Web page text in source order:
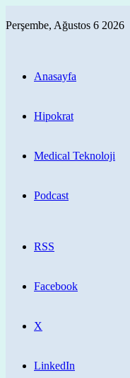
Perşembe, Ağustos 6 2026
Anasayfa
Hipokrat
Medical Teknoloji
Podcast
RSS
Facebook
X
LinkedIn